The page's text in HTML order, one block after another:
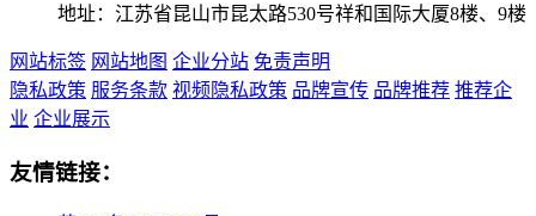
地址：江苏省昆山市昆太路530号祥和国际大厦8楼、9楼
网站标签 网站地图 企业分站 免责声明
隐私政策 服务条款 视频隐私政策 品牌宣传 品牌推荐 推荐企
业 企业展示
友情链接：